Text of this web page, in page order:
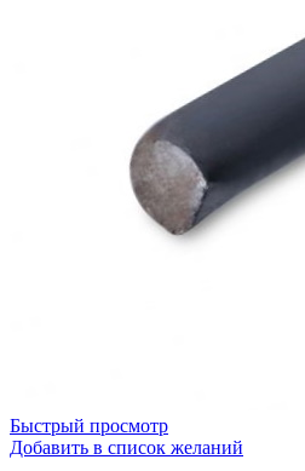
Быстрый просмотр
Добавить в список желаний